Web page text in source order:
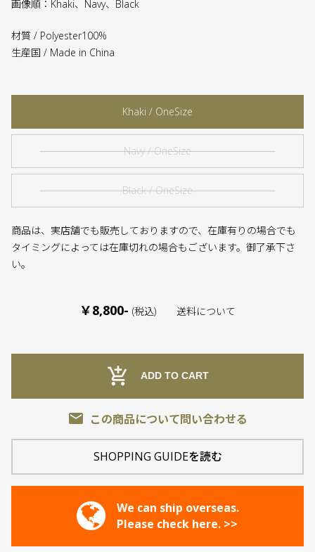
画像順：Khaki、Navy、Black
材質 / Polyester100%
生産国 / Made in China
Khaki / OneSize
Navy / OneSize
Black / OneSize
商品は、実店舗でも販売しておりますので、在庫有りの場合でも
タイミングによっては在庫切れの場合もございます。御了承下さ
い。
￥8,800- (税込) 送料について
add_shopping_cart ADD TO CART
email この商品について問い合わせる
SHOPPING GUIDEを読む
We can ship overseas.
Please check here. >>